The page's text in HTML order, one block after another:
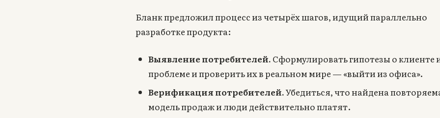
Бланк предложил процесс из четырёх шагов, идущий параллельно
разработке продукта:
Выявление потребителей. Сформулировать гипотезы о клиенте
проблеме и проверить их в реальном мире — «выйти из офиса».
Верификация потребителей.Убедиться, что найдена
модель продаж и люди действительно платят.